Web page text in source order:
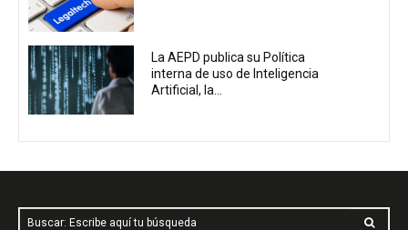
La AEPD publica su Política
interna de uso de Inteligencia
Artificial, la...
Buscar: Escribe aquí tu búsqueda